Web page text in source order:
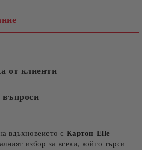
от клиенти
въпроси
вдъхновеието с Картон Elle
избор за всеки, който търси